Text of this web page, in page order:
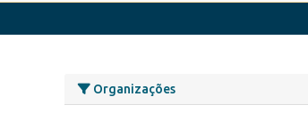
Organizações